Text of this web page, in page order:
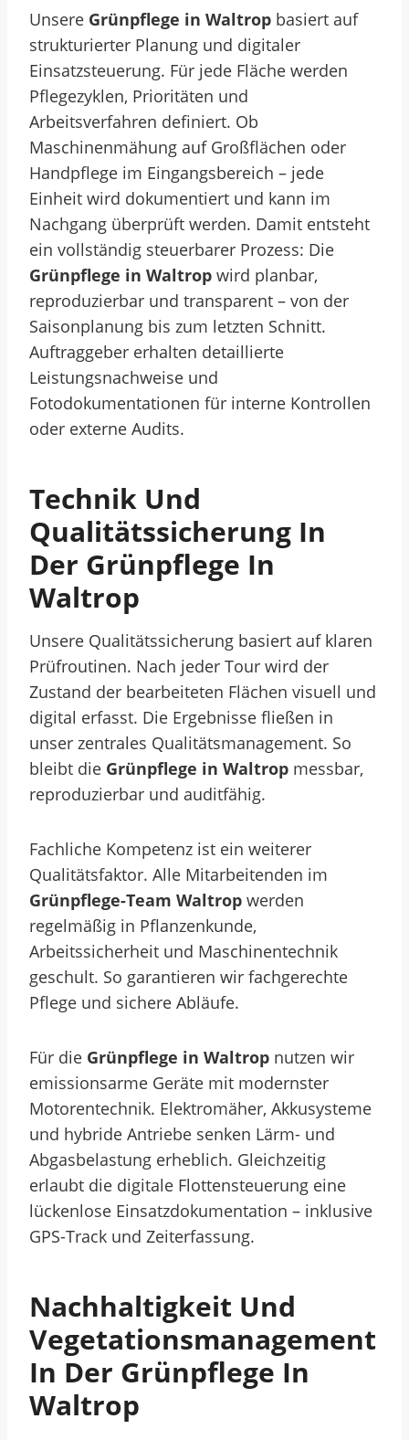
Unsere Grünpflege in Waltrop basiert auf
strukturierter Planung und digitaler
Einsatzsteuerung. Für jede Fläche werden
Pflegezyklen, Prioritäten und
Arbeitsverfahren definiert. Ob
Maschinenmähung auf Großflächen oder
Handpflege im Eingangsbereich – jede
Einheit wird dokumentiert und kann im
Nachgang überprüft werden. Damit entsteht
ein vollständig steuerbarer Prozess: Die
Grünpflege in Waltrop wird planbar,
reproduzierbar und transparent – von der
Saisonplanung bis zum letzten Schnitt.
Auftraggeber erhalten detaillierte
Leistungsnachweise und
Fotodokumentationen für interne Kontrollen
oder externe Audits.
Technik Und
Qualitätssicherung In
Der Grünpflege In
Waltrop
Unsere Qualitätssicherung basiert auf klaren
Prüfroutinen. Nach jeder Tour wird der
Zustand der bearbeiteten Flächen visuell und
digital erfasst. Die Ergebnisse fließen in
unser zentrales Qualitätsmanagement. So
bleibt die Grünpflege in Waltrop messbar,
reproduzierbar und auditfähig.
Fachliche Kompetenz ist ein weiterer
Qualitätsfaktor. Alle Mitarbeitenden im
Grünpflege-Team Waltrop werden
regelmäßig in Pflanzenkunde,
Arbeitssicherheit und Maschinentechnik
geschult. So garantieren wir fachgerechte
Pflege und sichere Abläufe.
Für die Grünpflege in Waltrop nutzen wir
emissionsarme Geräte mit modernster
Motorentechnik. Elektromäher, Akkusysteme
und hybride Antriebe senken Lärm- und
Abgasbelastung erheblich. Gleichzeitig
erlaubt die digitale Flottensteuerung eine
lückenlose Einsatzdokumentation – inklusive
GPS-Track und Zeiterfassung.
Nachhaltigkeit Und
Vegetationsmanagement
In Der Grünpflege In
Waltrop